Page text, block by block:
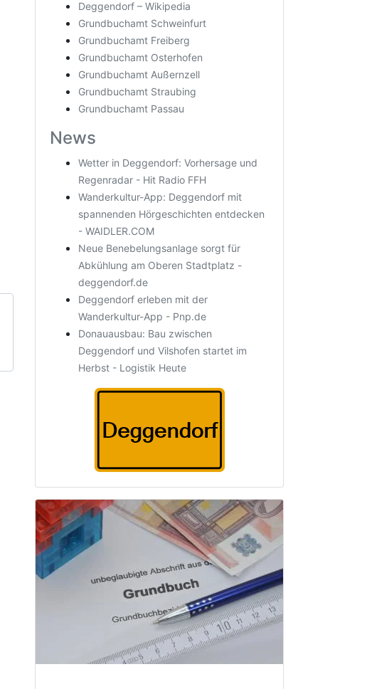
Deggendorf – Wikipedia
Grundbuchamt Schweinfurt
Grundbuchamt Freiberg
Grundbuchamt Osterhofen
Grundbuchamt Außernzell
Grundbuchamt Straubing
Grundbuchamt Passau
News
Wetter in Deggendorf: Vorhersage und
Regenradar - Hit Radio FFH
Wanderkultur-App: Deggendorf mit
spannenden Hörgeschichten entdecken
- WAIDLER.COM
Neue Benebelungsanlage sorgt für
Abkühlung am Oberen Stadtplatz -
deggendorf.de
Deggendorf erleben mit der
Wanderkultur-App - Pnp.de
Donauausbau: Bau zwischen
Deggendorf und Vilshofen startet im
Herbst - Logistik Heute